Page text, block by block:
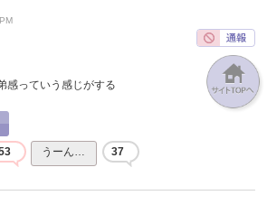
感っていう感じがする
うーん… 37